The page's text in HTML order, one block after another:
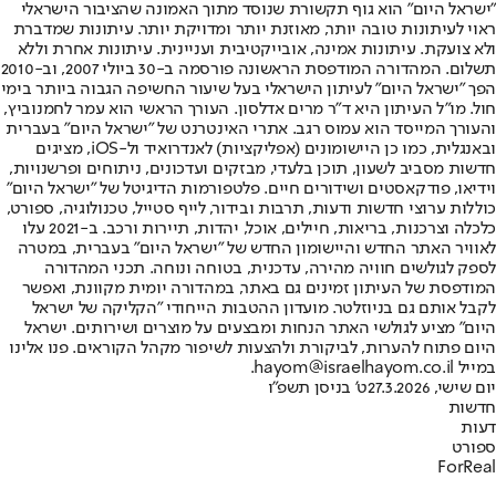
"ישראל היום" הוא גוף תקשורת שנוסד מתוך האמונה שהציבור הישראלי
ראוי לעיתונות טובה יותר, מאוזנת יותר ומדויקת יותר. עיתונות שמדברת
ולא צועקת. עיתונות אמינה, אובייקטיבית ועניינית. עיתונות אחרת וללא
תשלום. המהדורה המודפסת הראשונה פורסמה ב-30 ביולי 2007, וב-2010
הפך "ישראל היום" לעיתון הישראלי בעל שיעור החשיפה הגבוה ביותר בימי
חול. מו"ל העיתון היא ד"ר מרים אדלסון. העורך הראשי הוא עמר לחמנוביץ,
והעורך המייסד הוא עמוס רגב. אתרי האינטרנט של "ישראל היום" בעברית
ובאנגלית, כמו כן היישומונים (אפליקציות) לאנדרואיד ול-iOS, מציגים
חדשות מסביב לשעון, תוכן בלעדי, מבזקים ועדכונים, ניתוחים ופרשנויות,
וידיאו, פודקאסטים ושידורים חיים. פלטפורמות הדיגיטל של "ישראל היום"
כוללות ערוצי חדשות ודעות, תרבות ובידור, לייף סטייל, טכנולוגיה, ספורט,
כלכלה וצרכנות, בריאות, חיילים, אוכל, יהדות, תיירות ורכב. ב-2021 עלו
לאוויר האתר החדש והיישומון החדש של "ישראל היום" בעברית, במטרה
לספק לגולשים חוויה מהירה, עדכנית, בטוחה ונוחה. תכני המהדורה
המודפסת של העיתון זמינים גם באתר, במהדורה יומית מקוונת, ואפשר
לקבל אותם גם בניוזלטר. מועדון ההטבות הייחודי "הקליקה של ישראל
היום" מציע לגולשי האתר הנחות ומבצעים על מוצרים ושירותים. ישראל
היום פתוח להערות, לביקורת ולהצעות לשיפור מקהל הקוראים. פנו אלינו
במייל hayom@israelhayom.co.il.
יום שישי, 27.3.2026
ט' בניסן תשפ"ו
חדשות
דעות
ספורט
ForReal